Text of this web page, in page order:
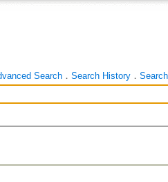
Search． Search History．